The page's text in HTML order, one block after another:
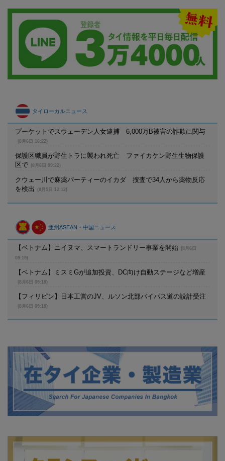
タイローカルニュース
プーケットでスウェーデン人女逮捕 6,000万B被害の詐欺に関与
(8月6日 16:22)
保護区職員が野生トラに襲われ死亡 ファイカケン野生生物保護
区で
(8月6日 09:22)
クウェー川で麻薬パーティーのイカダ 捜査で34人から薬物反応
を検出
(8月5日 12:12)
亜州ASEAN・中国ニュース
【ベトナム】ニイヌマ、スマートランドリー事業を開始
(8月6日
09:19)
【ベトナム】ミスミGが追加投資、DC向け自動ステージなど増産
(8月6日 09:18)
【フィリピン】日本工営のJV、ルソン北部バイパス道の設計受注
(8月6日 09:18)